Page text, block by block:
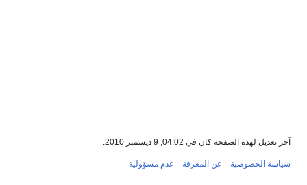
آخر تعديل لهذه الصفحة كان في 04:02, 9 ديسمبر 2010.
سياسة الخصوصية عن المعرفة عدم مسؤولية